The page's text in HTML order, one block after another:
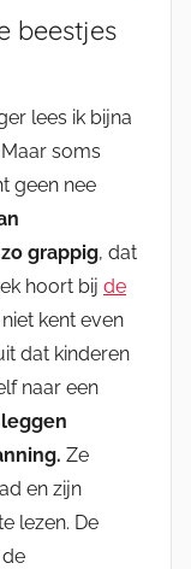
beestjes
lees ik bijna
soms
geen nee
grappig, dat
hoort bij de
kent even
dat kinderen
naar een
Ze
en zijn
lezen. De